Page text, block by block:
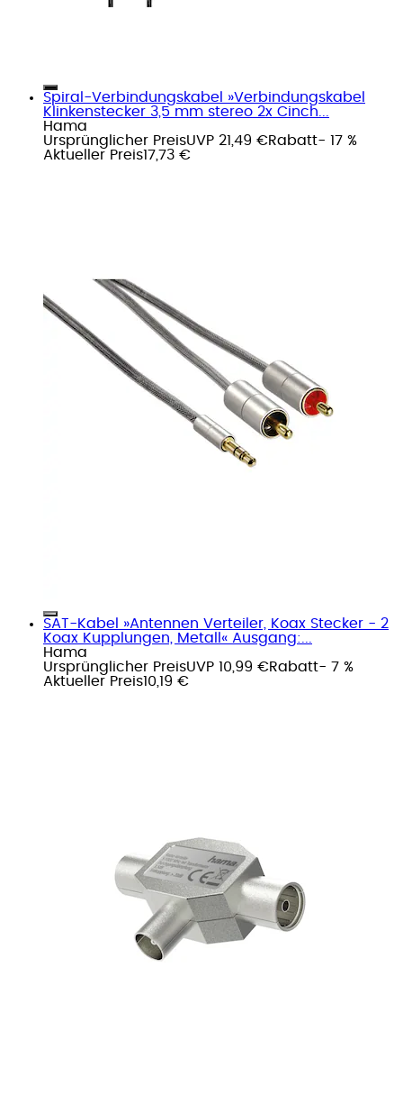
Spiral-Verbindungskabel »Verbindungskabel
Klinkenstecker 3,5 mm stereo 2x Cinch...
Hama
Ursprünglicher PreisUVP 21,49 €Rabatt- 17 %
Aktueller Preis17,73 €
SAT-Kabel »Antennen Verteiler, Koax Stecker - 2
Koax Kupplungen, Metall« Ausgang:...
Hama
Ursprünglicher PreisUVP 10,99 €Rabatt- 7 %
Aktueller Preis10,19 €